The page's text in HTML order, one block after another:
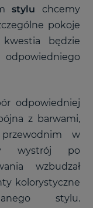
stylu chcemy
pokoje
będzie
odpowiedniej
z barwami,
w
wystrój po
wzbudzał
kolorystyczne
stylu.